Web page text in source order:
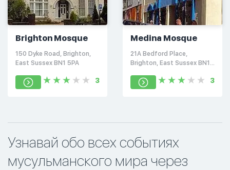
Brighton Mosque
150 Dyke Road, Brighton,
East Sussex BN1 5PA
3
Medina Mosque
21A Bedford Place,
Brighton, East Sussex BN1
3
Узнавай обо всех событиях
мусульманского мира через